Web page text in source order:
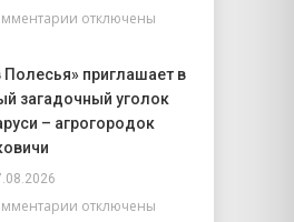
председателем
депутатов
Инной
Михаленко
в
к
почёта.
На
6
в
отключены
Полесья» приглашает в
загадочный уголок
– агрогородок
котключены